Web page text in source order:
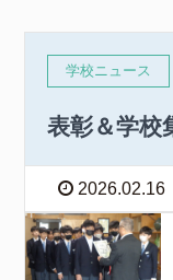
学校ニュース
表彰＆学校
2026.02.16